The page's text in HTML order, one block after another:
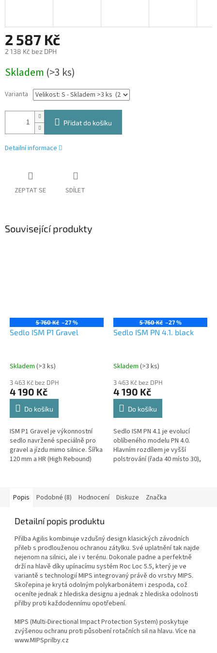
2 587 Kč
2 138 Kč bez DPH
cena:
Skladem (>3 ks)
Varianta
Přidat do košíku
Detailní informace
ZEPTAT SE SDÍLET
Související produkty
5 760 Kč –27 %
Sedlo ISM P1 Gravel
Skladem (>3 ks)
3 463 Kč bez DPH
4 190 Kč
Do košíku
ISM P1 Gravel je výkonnostní
sedlo navržené speciálně pro
gravel a jízdu mimo silnice. Šířka
120 mm a HR (High Rebound)
5 760 Kč –27 %
Sedlo ISM PN 4.1. black
Skladem (>3 ks)
3 463 Kč bez DPH
4 190 Kč
Do košíku
Sedlo ISM PN 4.1 je evolucí
oblíbeného modelu PN 4.0.
Hlavním rozdílem je vyšší
polstrování (řada 40 místo 30),
Popis Podobné (8) Hodnocení Diskuze Značka
Detailní popis produktu
Přilba Agilis kombinuje vzdušný design klasických závodních
přileb s prodlouženou ochranou zátylku. Své uplatnění tak najde
nejenom na silnici, ale i v terénu. Dokonale padne a perfektně
drží na hlavě díky upínacímu systém Roc Loc 5.5, který je ve
variantě s technologií MIPS integrovaný právě do vrstvy MIPS.
Skořepina je krytá odolným polykarbonátem i zespoda, což
oceníte jednak z hlediska designu a jednak z hlediska odolnosti
přilby proti každodennímu opotřebení.
MIPS (Multi-Directional Impact Protection System) poskytuje
zvýšenou ochranu proti působení rotačních sil na hlavu. Více na
www.MIPSprilby.cz